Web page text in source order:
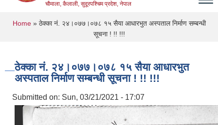
चौमाला, कैलाली, सुदूरपश्चिम प्रदेश, नेपाल
You are here
Home» ठेक्का नं. २४।०७७।०७८ १५ सैया आधारभुत अस्पताल निर्माण सम्बन्धी
सूचना ! !! !!!
ठेक्का नं. २४।०७७।०७८ १५ सैया आधारभुत
अस्पताल निर्माण सम्बन्धी सूचना ! !! !!!
Submitted on: Sun, 03/21/2021 - 17:07